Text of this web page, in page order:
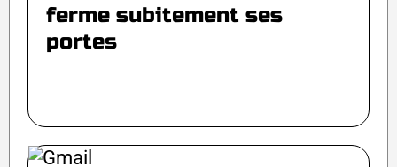
ferme subitement ses
portes